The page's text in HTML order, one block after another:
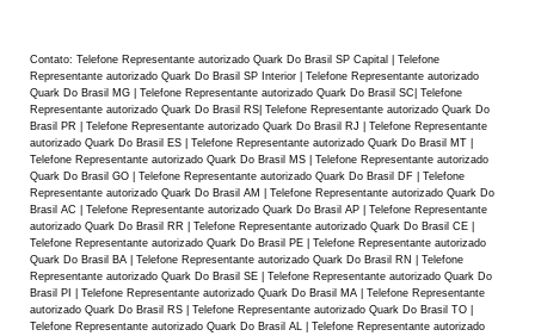
Contato: Telefone Representante autorizado Quark Do Brasil SP Capital | Telefone
Representante autorizado Quark Do Brasil SP Interior | Telefone Representante autorizado
Quark Do Brasil MG | Telefone Representante autorizado Quark Do Brasil SC| Telefone
Representante autorizado Quark Do Brasil RS| Telefone Representante autorizado Quark Do
Brasil PR | Telefone Representante autorizado Quark Do Brasil RJ | Telefone Representante
autorizado Quark Do Brasil ES | Telefone Representante autorizado Quark Do Brasil MT |
Telefone Representante autorizado Quark Do Brasil MS | Telefone Representante autorizado
Quark Do Brasil GO | Telefone Representante autorizado Quark Do Brasil DF | Telefone
Representante autorizado Quark Do Brasil AM | Telefone Representante autorizado Quark Do
Brasil AC | Telefone Representante autorizado Quark Do Brasil AP | Telefone Representante
autorizado Quark Do Brasil RR | Telefone Representante autorizado Quark Do Brasil CE |
Telefone Representante autorizado Quark Do Brasil PE | Telefone Representante autorizado
Quark Do Brasil BA | Telefone Representante autorizado Quark Do Brasil RN | Telefone
Representante autorizado Quark Do Brasil SE | Telefone Representante autorizado Quark Do
Brasil PI | Telefone Representante autorizado Quark Do Brasil MA | Telefone Representante
autorizado Quark Do Brasil RS | Telefone Representante autorizado Quark Do Brasil TO |
Telefone Representante autorizado Quark Do Brasil AL | Telefone Representante autorizado